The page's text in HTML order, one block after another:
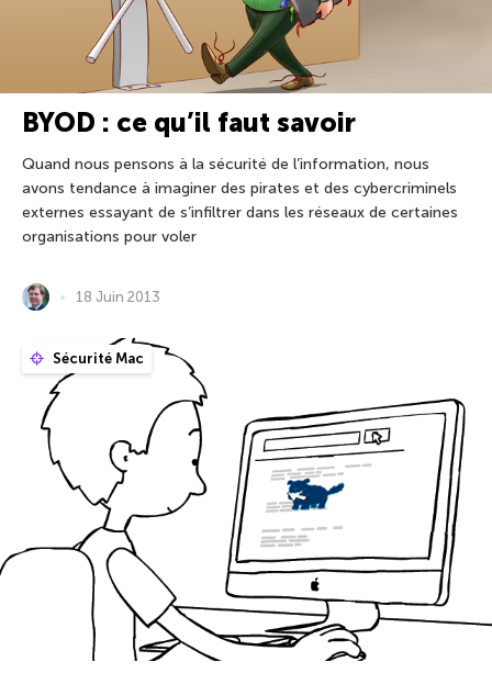
BYOD : ce qu’il faut savoir
Quand nous pensons à la sécurité de l’information, nous
avons tendance à imaginer des pirates et des cybercriminels
externes essayant de s’infiltrer dans les réseaux de certaines
organisations pour voler
18 Juin 2013
Sécurité Mac